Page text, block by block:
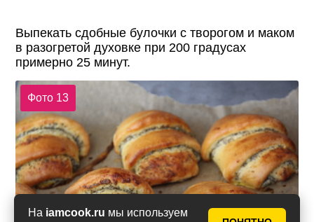
На iamcook.ru мы используем
Выпекать сдобные булочки с творогом и маком
в разогретой духовке при 200 градусах
примерно 25 минут.
Фото 13